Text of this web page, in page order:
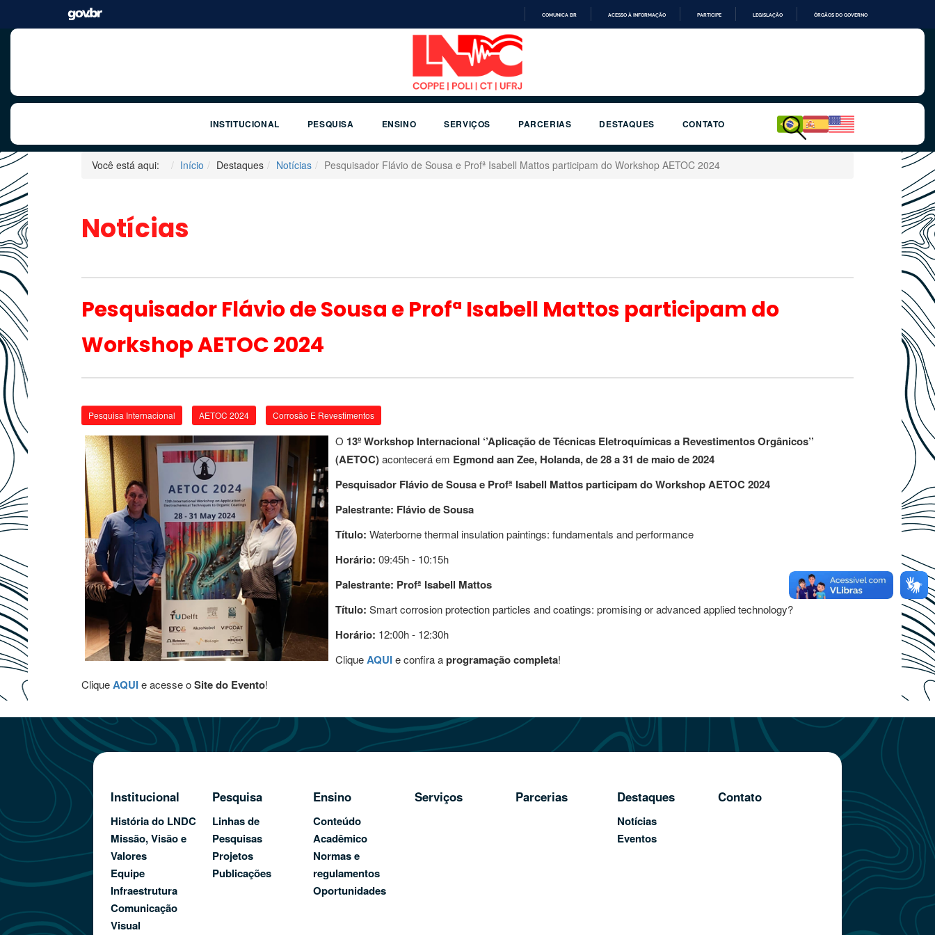
IR
PARA
O
CONTEÚDO
COMUNICA BR ACESSO À INFORMAÇÃO PARTICIPE LEGISLAÇÃO ÓRGÃOS DO GOVERNO
INSTITUCIONAL PESQUISA ENSINO SERVIÇOS PARCERIAS DESTAQUES CONTATO
Você está aqui: Início Destaques Notícias Pesquisador Flávio de Sousa e Profª Isabell Mattos participam do Workshop AETOC 2024
Notícias
Pesquisador Flávio de Sousa e Profª Isabell Mattos participam do
Workshop AETOC 2024
Pesquisa Internacional AETOC 2024 Corrosão E Revestimentos
O 13º Workshop Internacional ‘’Aplicação de Técnicas Eletroquímicas a Revestimentos Orgânicos’’
(AETOC)acontecerá em Egmond aan Zee, Holanda, de 28 a 31 de maio de 2024
Pesquisador Flávio de Sousa e Profª Isabell Mattos participam do Workshop AETOC 2024
Palestrante: Flávio de Sousa
Título: Waterborne thermal insulation paintings: fundamentals and performance
Horário: 09:45h - 10:15h
Palestrante: Profª Isabell Mattos
Título: Smart corrosion protection particles and coatings: promising or advanced applied technology?
Horário: 12:00h - 12:30h
CliqueAQUIe confira aprogramação completa!
CliqueAQUIe acesse oSite do Evento!
Institucional
História do LNDC
Missão, Visão e
Valores
Equipe
Infraestrutura
Comunicação
Visual
Pesquisa
Linhas de
Pesquisas
Projetos
Publicações
Ensino
Conteúdo
Acadêmico
Normas e
regulamentos
Oportunidades
Serviços Parcerias Destaques
Notícias
Eventos
Contato